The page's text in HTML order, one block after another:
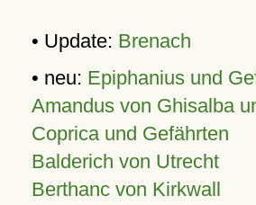
• Update: Brenach
• neu: Epiphanius und
Amandus von Ghisalba
Coprica und Gefährten
Balderich von Utrecht
Berthanc von Kirkwall